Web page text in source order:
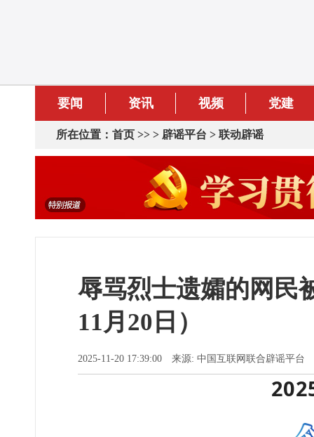
要闻 资讯 视频 党建
所在位置： 首页 >> > 辟谣平台 > 联动辟谣
辱骂烈士遗孀的网
11月20日）
2025-11-20 17:39:00 来源: 中国互联网联合辟谣平台​